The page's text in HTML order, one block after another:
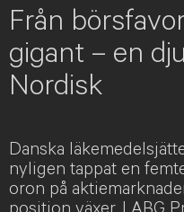
Från
gigant – en
Nordisk
Danska
nyligen tappat en
oron på